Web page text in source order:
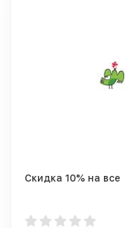
Скидка 10% на все